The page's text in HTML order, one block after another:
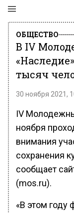
ОБЩЕСТВО
В IV
тысяч
30 ноября 2021,
IV
ноября
внимания
сохранения
сообщает
(mos.ru).
«В этом году